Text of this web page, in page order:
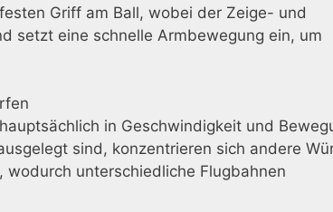
Griff am Ball, wobei der Zeige- und
setzt eine schnelle Armbewegung ein, um
in Geschwindigkeit und
sind, konzentrieren sich andere
unterschiedliche Flugbahnen